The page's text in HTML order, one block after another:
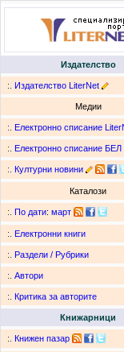
Издателство
:. Издателство LiterNet
Медии
:. Електронно списание
:. Електронно списание БЕЛ
:. Културни новини
Каталози
:. По дати: март
:. Електронни книги
:. Раздели / Рубрики
:. Автори
:. Критика за авторите
Книжарници
:. Книжен пазар